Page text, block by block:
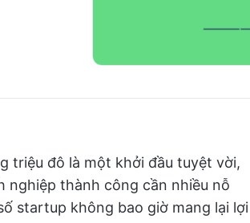
triệu đô là một khởi đầu tuyệt vời,
thành công cần nhiều nỗ
startup không bao giờ mang lại lợi